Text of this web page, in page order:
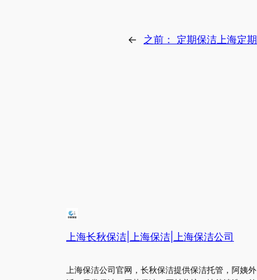
← 之前： 定期保洁上海定
上海长秋保洁|上海保洁|上海保洁公司
上海保洁公司官网，长秋保洁提供保洁托管，阿姨外